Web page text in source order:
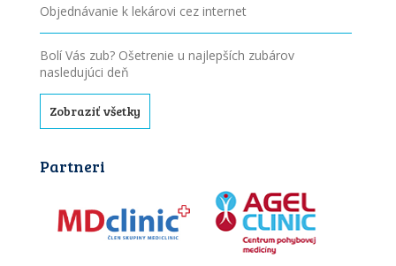
Objednávanie k lekárovi cez internet
Bolí Vás zub? Ošetrenie u najlepších zubárov
nasledujúci deň
Zobraziť všetky
Partneri